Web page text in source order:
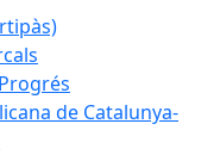
de Catalunya-